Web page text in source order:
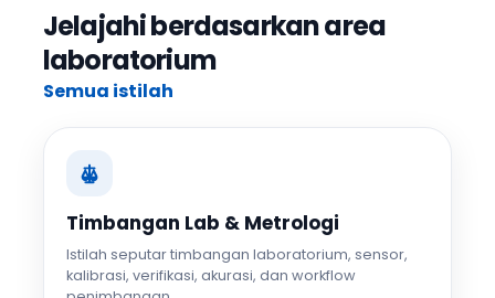
Jelajahi berdasarkan area
laboratorium
Semua istilah
Timbangan Lab & Metrologi
Istilah seputar timbangan laboratorium, sensor,
kalibrasi, verifikasi, akurasi, dan workflow